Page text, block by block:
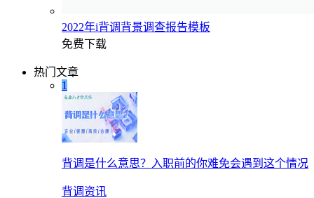
2022年i背调背景调查报告模板
免费下载
热门文章
1
背调是什么意思？入职前的你难免会遇到这个情况
背调资讯